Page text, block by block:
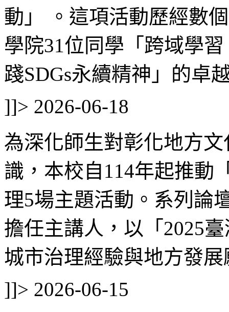
動」 。這項活動歷經數
學院31位同學「跨域學
踐SDGs永續精神」的卓
]]> 2026-06-18
為深化師生對彰化地方
識，本校自114年起推動
理5場主題活動。系列論
擔任主講人，以「2025
城市治理經驗與地方發
]]> 2026-06-15